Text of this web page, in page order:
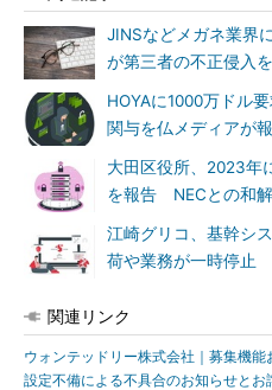
JINSなどメガネ業界
が第三者の不正侵入
HOYAに1000万ドル
関与を仏メディアが
大田区役所、2023年
を報告 NECとの和
江崎グリコ、基幹シ
荷や業務が一時停止
関連リンク
ウォンテッドリー株式会社｜募集機
設定不備による不具合のお知らせとお